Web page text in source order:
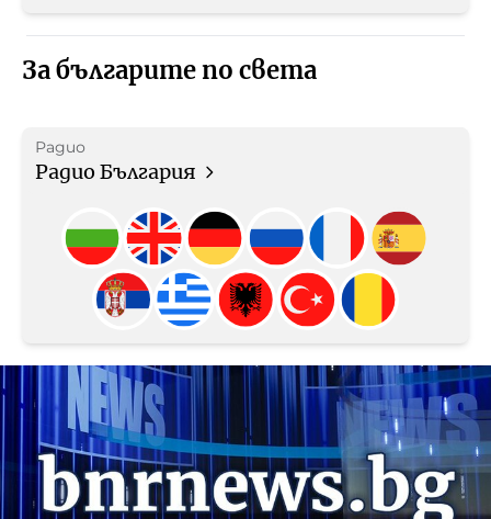
За българите по света
Радио
Радио България